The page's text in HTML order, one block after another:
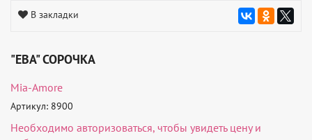
В закладки
"ЕВА" СОРОЧКА
Mia-Amore
Артикул: 8900
Необходимо авторизоваться, чтобы увидеть цену и